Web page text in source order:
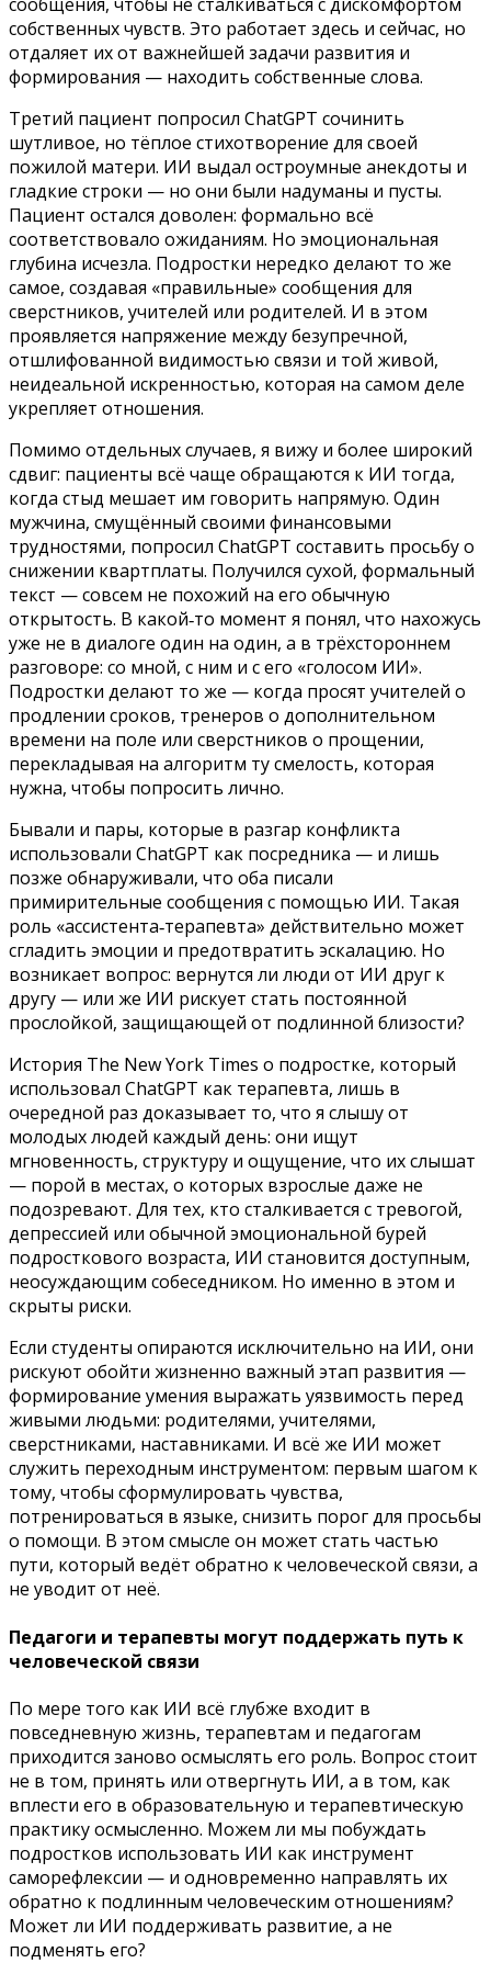
собственных чувств. Это работает здесь и сейчас, но
отдаляет их от важнейшей задачи развития и
формирования — находить собственные слова.
Третий пациент попросил ChatGPT сочинить
шутливое, но тёплое стихотворение для своей
пожилой матери. ИИ выдал остроумные анекдоты и
гладкие строки — но они были надуманы и пусты.
Пациент остался доволен: формально всё
соответствовало ожиданиям. Но эмоциональная
глубина исчезла. Подростки нередко делают то же
самое, создавая «правильные» сообщения для
сверстников, учителей или родителей. И в этом
проявляется напряжение между безупречной,
отшлифованной видимостью связи и той живой,
неидеальной искренностью, которая на самом деле
укрепляет отношения.
Помимо отдельных случаев, я вижу и более широкий
сдвиг: пациенты всё чаще обращаются к ИИ тогда,
когда стыд мешает им говорить напрямую. Один
мужчина, смущённый своими финансовыми
трудностями, попросил ChatGPT составить просьбу о
снижении квартплаты. Получился сухой, формальный
текст — совсем не похожий на его обычную
открытость. В какой‑то момент я понял, что нахожусь
уже не в диалоге один на один, а в трёхстороннем
разговоре: со мной, с ним и с его «голосом ИИ».
Подростки делают то же — когда просят учителей о
продлении сроков, тренеров о дополнительном
времени на поле или сверстников о прощении,
перекладывая на алгоритм ту смелость, которая
нужна, чтобы попросить лично.
Бывали и пары, которые в разгар конфликта
использовали ChatGPT как посредника — и лишь
позже обнаруживали, что оба писали
примирительные сообщения с помощью ИИ. Такая
роль «ассистента‑терапевта» действительно может
сгладить эмоции и предотвратить эскалацию. Но
возникает вопрос: вернутся ли люди от ИИ друг к
другу — или же ИИ рискует стать постоянной
прослойкой, защищающей от подлинной близости?
История The New York Times о подростке, который
использовал ChatGPT как терапевта, лишь в
очередной раз доказывает то, что я слышу от
молодых людей каждый день: они ищут
мгновенность, структуру и ощущение, что их слышат
— порой в местах, о которых взрослые даже не
подозревают. Для тех, кто сталкивается с тревогой,
депрессией или обычной эмоциональной бурей
подросткового возраста, ИИ становится доступным,
неосуждающим собеседником. Но именно в этом и
скрыты риски.
Если студенты опираются исключительно на ИИ, они
рискуют обойти жизненно важный этап развития —
формирование умения выражать уязвимость перед
живыми людьми: родителями, учителями,
сверстниками, наставниками. И всё же ИИ может
служить переходным инструментом: первым шагом к
тому, чтобы сформулировать чувства,
потренироваться в языке, снизить порог для просьбы
о помощи. В этом смысле он может стать частью
пути, который ведёт обратно к человеческой связи, а
не уводит от неё.
Педагоги и терапевты могут поддержать путь к
человеческой связи
По мере того как ИИ всё глубже входит в
повседневную жизнь, терапевтам и педагогам
приходится заново осмыслять его роль. Вопрос стоит
не в том, принять или отвергнуть ИИ, а в том, как
вплести его в образовательную и терапевтическую
практику осмысленно. Можем ли мы побуждать
подростков использовать ИИ как инструмент
саморефлексии — и одновременно направлять их
обратно к подлинным человеческим отношениям?
Может ли ИИ поддерживать развитие, а не
подменять его?